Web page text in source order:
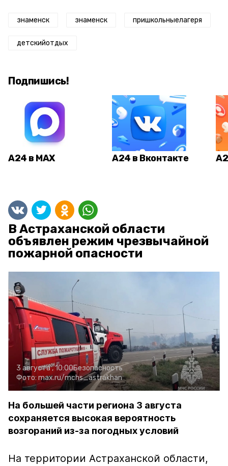
знаменск знаменск пришкольныелагеря
детскийотдых
Подпишись!
А24 в MAX А24 в Вконтакте
В Астраханской области
объявлен режим чрезвычайной
пожарной опасности
3 августа , 10:00Безопасность
Фото: max.ru/mchs_astrakhan
На большей части региона 3 августа
сохраняется высокая вероятность
возгораний из-за погодных условий
На территории Астраханской области,